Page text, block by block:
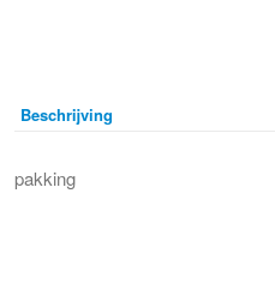
Beschrijving
pakking